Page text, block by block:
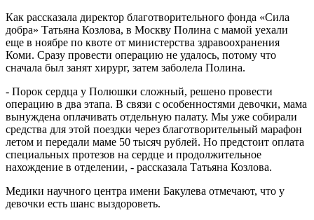
Как рассказала директор благотворительного фонда «Сила
добра» Татьяна Козлова, в Москву Полина с мамой уехали
еще в ноябре по квоте от министерства здравоохранения
Коми. Сразу провести операцию не удалось, потому что
сначала был занят хирург, затем заболела Полина.
- Порок сердца у Полюшки сложный, решено провести
операцию в два этапа. В связи с особенностями девочки, мама
вынуждена оплачивать отдельную палату. Мы уже собирали
средства для этой поездки через благотворительный марафон
летом и передали маме 50 тысяч рублей. Но предстоит оплата
специальных протезов на сердце и продолжительное
нахождение в отделении, - рассказала Татьяна Козлова.
Медики научного центра имени Бакулева отмечают, что у
девочки есть шанс выздороветь.